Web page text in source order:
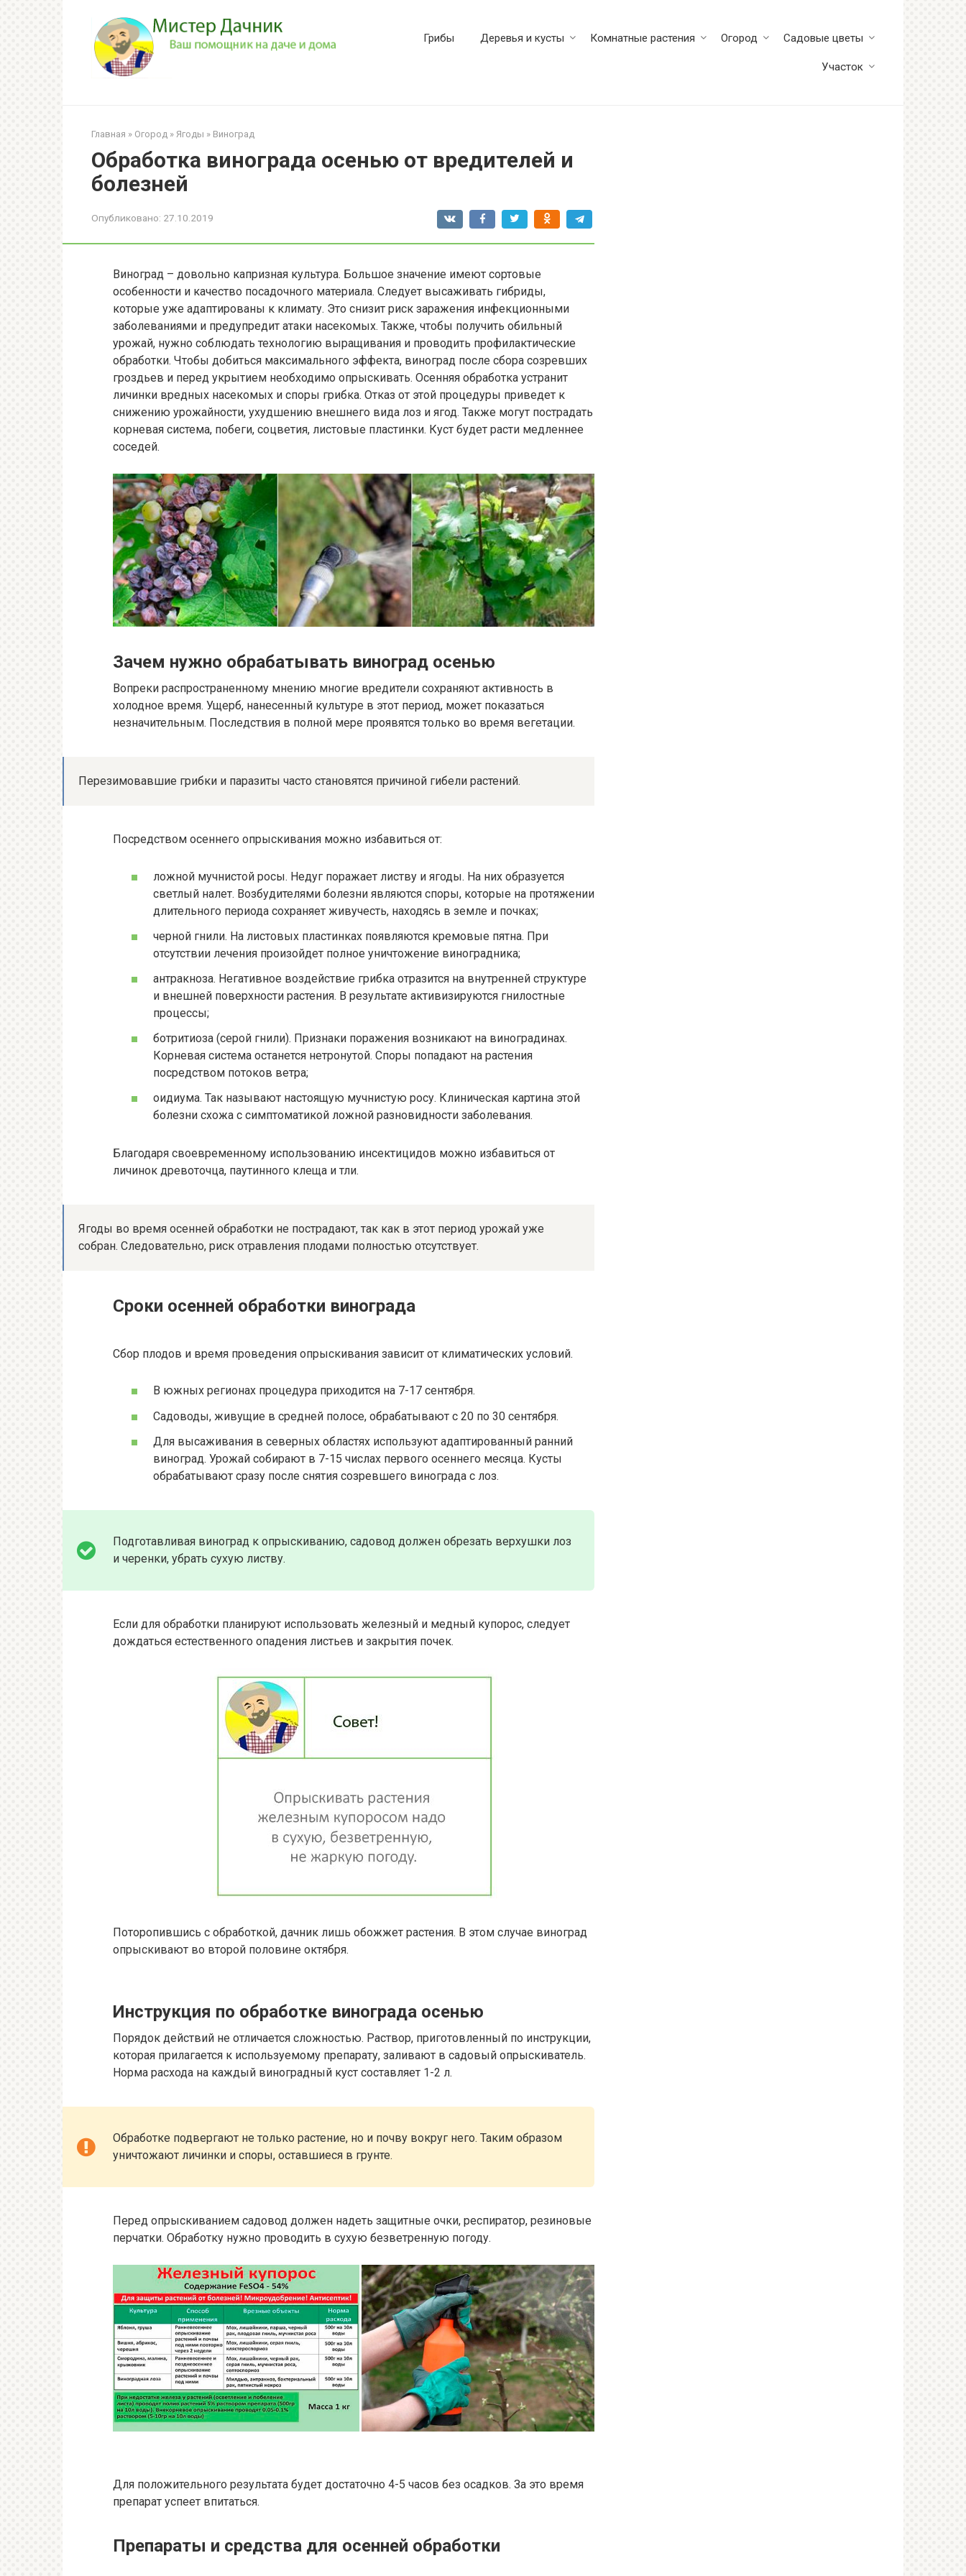
Грибы Деревья и кусты Комнатные растения Огород Садовые цветы
Участок
Главная » Огород » Ягоды » Виноград
Обработка винограда осенью от вредителей и
болезней
Опубликовано: 27.10.2019
Виноград – довольно капризная культура. Большое значение имеют сортовые
особенности и качество посадочного материала. Следует высаживать гибриды,
которые уже адаптированы к климату. Это снизит риск заражения инфекционными
заболеваниями и предупредит атаки насекомых. Также, чтобы получить обильный
урожай, нужно соблюдать технологию выращивания и проводить профилактические
обработки. Чтобы добиться максимального эффекта, виноград после сбора созревших
гроздьев и перед укрытием необходимо опрыскивать. Осенняя обработка устранит
личинки вредных насекомых и споры грибка. Отказ от этой процедуры приведет к
снижению урожайности, ухудшению внешнего вида лоз и ягод. Также могут пострадать
корневая система, побеги, соцветия, листовые пластинки. Куст будет расти медленнее
соседей.
Зачем нужно обрабатывать виноград осенью
Вопреки распространенному мнению многие вредители сохраняют активность в
холодное время. Ущерб, нанесенный культуре в этот период, может показаться
незначительным. Последствия в полной мере проявятся только во время вегетации.
Перезимовавшие грибки и паразиты часто становятся причиной гибели растений.
Посредством осеннего опрыскивания можно избавиться от:
ложной мучнистой росы. Недуг поражает листву и ягоды. На них образуется
светлый налет. Возбудителями болезни являются споры, которые на протяжении
длительного периода сохраняет живучесть, находясь в земле и почках;
черной гнили. На листовых пластинках появляются кремовые пятна. При
отсутствии лечения произойдет полное уничтожение виноградника;
антракноза. Негативное воздействие грибка отразится на внутренней структуре
и внешней поверхности растения. В результате активизируются гнилостные
процессы;
ботритиоза (серой гнили). Признаки поражения возникают на виноградинах.
Корневая система останется нетронутой. Споры попадают на растения
посредством потоков ветра;
оидиума. Так называют настоящую мучнистую росу. Клиническая картина этой
болезни схожа с симптоматикой ложной разновидности заболевания.
Благодаря своевременному использованию инсектицидов можно избавиться от
личинок древоточца, паутинного клеща и тли.
Ягоды во время осенней обработки не пострадают, так как в этот период урожай уже
собран. Следовательно, риск отравления плодами полностью отсутствует.
Сроки осенней обработки винограда
Сбор плодов и время проведения опрыскивания зависит от климатических условий.
В южных регионах процедура приходится на 7-17 сентября.
Садоводы, живущие в средней полосе, обрабатывают с 20 по 30 сентября.
Для высаживания в северных областях используют адаптированный ранний
виноград. Урожай собирают в 7-15 числах первого осеннего месяца. Кусты
обрабатывают сразу после снятия созревшего винограда с лоз.
Подготавливая виноград к опрыскиванию, садовод должен обрезать верхушки лоз
и черенки, убрать сухую листву.
Если для обработки планируют использовать железный и медный купорос, следует
дождаться естественного опадения листьев и закрытия почек.
Поторопившись с обработкой, дачник лишь обожжет растения. В этом случае виноград
опрыскивают во второй половине октября.
Инструкция по обработке винограда осенью
Порядок действий не отличается сложностью. Раствор, приготовленный по инструкции,
которая прилагается к используемому препарату, заливают в садовый опрыскиватель.
Норма расхода на каждый виноградный куст составляет 1-2 л.
Обработке подвергают не только растение, но и почву вокруг него. Таким образом
уничтожают личинки и споры, оставшиеся в грунте.
Перед опрыскиванием садовод должен надеть защитные очки, респиратор, резиновые
перчатки. Обработку нужно проводить в сухую безветренную погоду.
Для положительного результата будет достаточно 4-5 часов без осадков. За это время
препарат успеет впитаться.
Препараты и средства для осенней обработки